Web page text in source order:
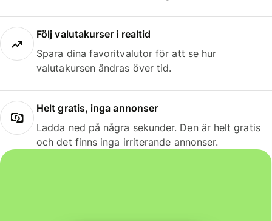
Följ valutakurser i realtid
Spara dina favoritvalutor för att se hur
valutakursen ändras över tid.
Helt gratis, inga annonser
Ladda ned på några sekunder. Den är helt gratis
och det finns inga irriterande annonser.